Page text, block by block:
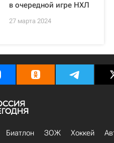
в очередной игре НХЛ
27 марта 2024
Биатлон ЗОЖ Хоккей